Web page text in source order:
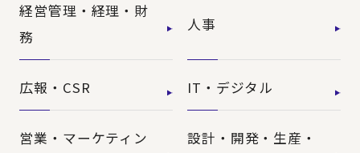
経営管理・経理・財
務
人事
広報・CSR IT・デジタル
営業・マーケティン
設計・開発・生産・